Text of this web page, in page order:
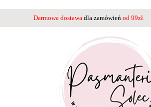
Darmowa dostawa dla zamówień od 99zł.